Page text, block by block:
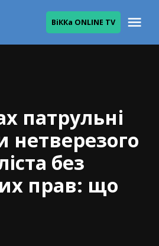
ВіККа ONLINE TV
патрульні
нетверезого
без
прав: що